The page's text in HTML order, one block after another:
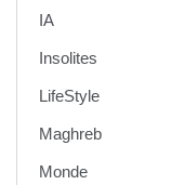
IA
Insolites
LifeStyle
Maghreb
Monde